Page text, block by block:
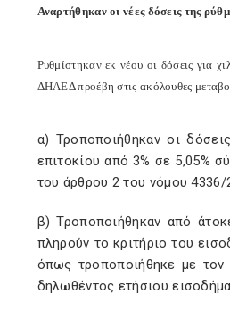
Αναρτήθηκαν οι νέες δόσεις της
Ρυθμίστηκαν εκ νέου οι δόσεις για
ΔΗΛΕΔ προέβη στις ακόλουθες
α) Τροποποιήθηκαν οι
επιτοκίου από 3% σε 5,05%
του άρθρου 2 του νόμου 4336/
β) Τροποποιήθηκαν από
πληρούν το κριτήριο του
όπως τροποποιήθηκε με τον
δηλωθέντος ετήσιου